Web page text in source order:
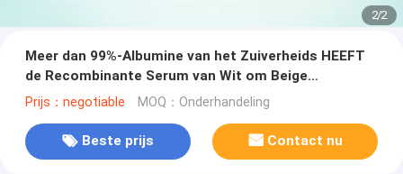
2/2
Meer dan 99%-Albumine van het Zuiverheids HEEFT
de Recombinante Serum van Wit om Beige
Kleurenpoeder aan te steken
Prijs：negotiable MOQ：Onderhandeling
Beste prijs Contact nu